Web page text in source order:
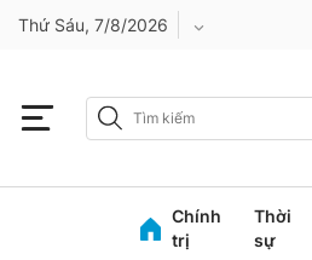
Thứ Sáu, 7/8/2026
Bình Phước
Chính
trị
Thời
sự